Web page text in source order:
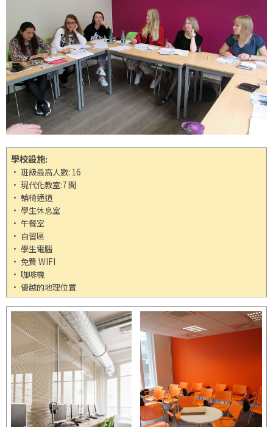
學校設施:
• 班級最高人數: 16
• 現代化教室:7 間
• 輪椅通道
• 學生休息室
• 午餐室
• 自習區
• 學生電腦
• 免費 WIFI
• 咖啡機
• 優越的地理位置